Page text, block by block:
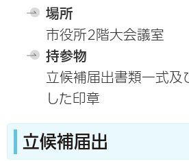
場所
市役所2階大会議室
持参物
立候補届出書類一式及
した印章
立候補届出